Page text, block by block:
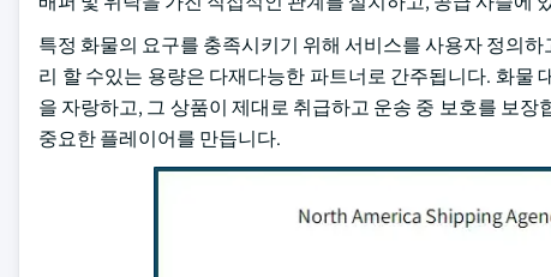
특정 화물의 요구를 충족시키기 위해 서비스를 사용자 정의
리 할 수있는 용량은 다재다능한 파트너로 간주됩니다. 화물
을 자랑하고, 그 상품이 제대로 취급하고 운송 중 보호를 보
중요한 플레이어를 만듭니다.